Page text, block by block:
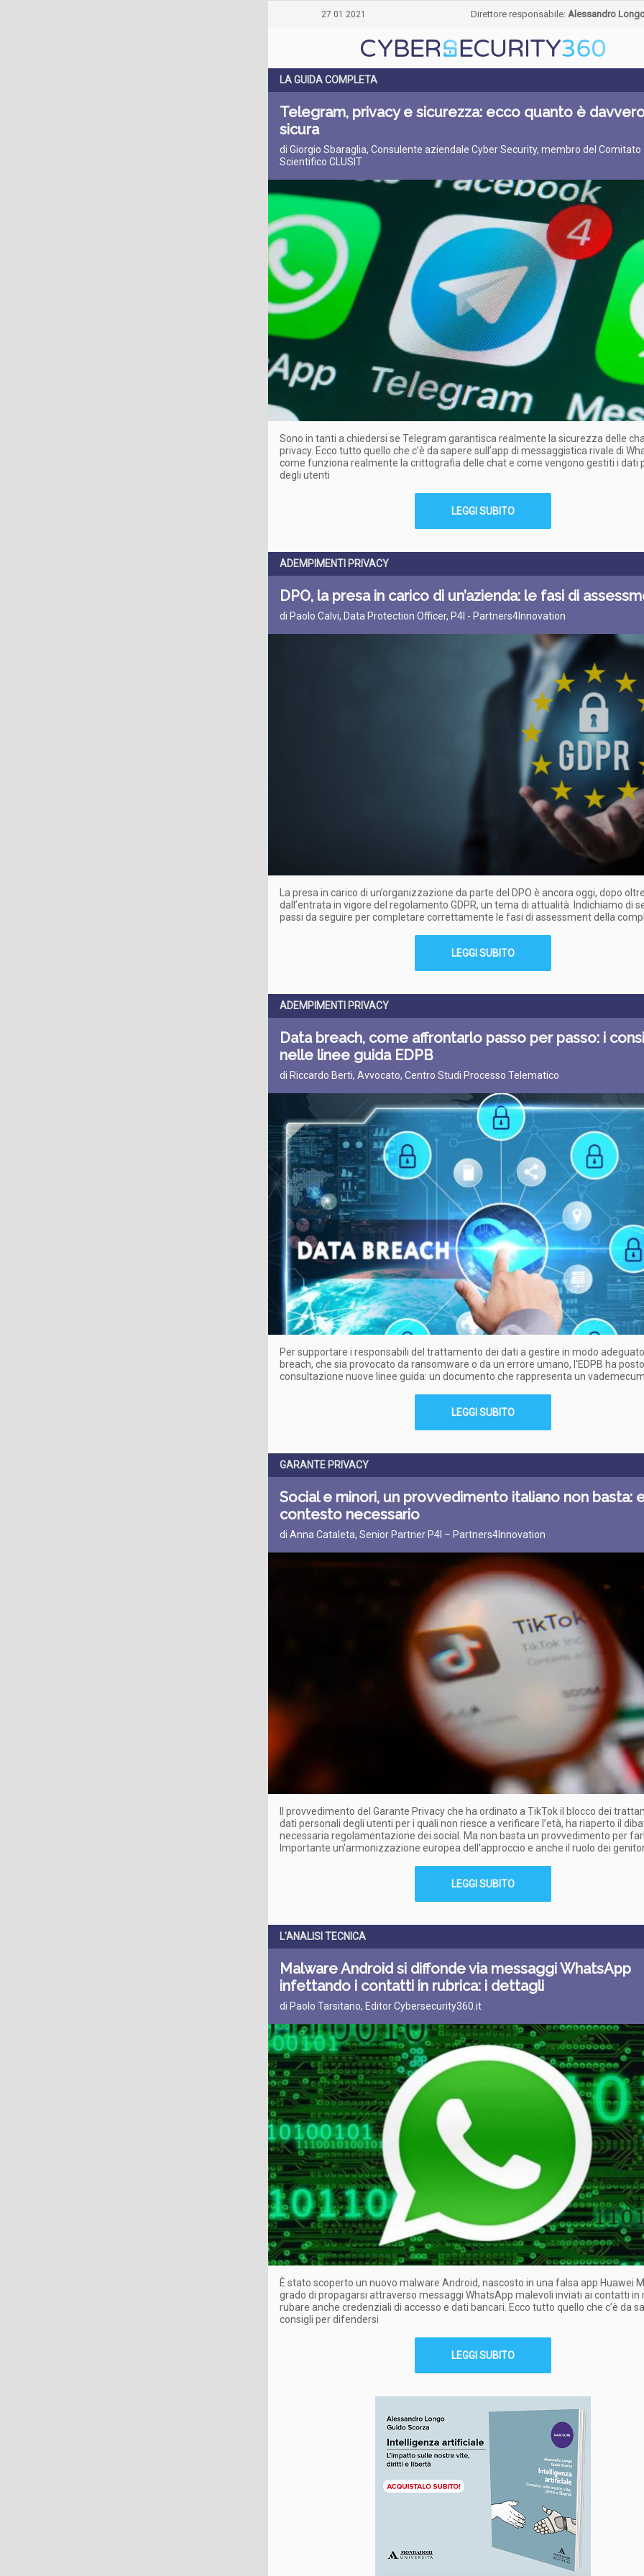
27 01 2021 Direttore responsabile: Alessandro
LA GUIDA COMPLETA
Telegram, privacy e sicurezza: ecco quanto è
sicura
di Giorgio Sbaraglia, Consulente aziendale Cyber Security, membro del Comitato
Scientifico CLUSIT
Sono in tanti a chiedersi se Telegram garantisca realmente la sicurezza delle
privacy. Ecco tutto quello che c’è da sapere sull’app di messaggistica rivale di
come funziona realmente la crittografia delle chat e come vengono gestiti i dati
degli utenti
LEGGI SUBITO
ADEMPIMENTI PRIVACY
DPO, la presa in carico di un’azienda: le fasi di
di Paolo Calvi, Data Protection Officer, P4I - Partners4Innovation
La presa in carico di un’organizzazione da parte del DPO è ancora oggi, dopo
dall’entrata in vigore del regolamento GDPR, un tema di attualità. Indichiamo di
passi da seguire per completare correttamente le fasi di assessment della
LEGGI SUBITO
ADEMPIMENTI PRIVACY
Data breach, come affrontarlo passo per passo: i
nelle linee guida EDPB
di Riccardo Berti, Avvocato, Centro Studi Processo Telematico
Per supportare i responsabili del trattamento dei dati a gestire in modo
breach, che sia provocato da ransomware o da un errore umano, l'EDPB ha
consultazione nuove linee guida: un documento che rappresenta un
LEGGI SUBITO
GARANTE PRIVACY
Social e minori, un provvedimento italiano non basta:
contesto necessario
di Anna Cataleta, Senior Partner P4I – Partners4Innovation
Il provvedimento del Garante Privacy che ha ordinato a TikTok il blocco dei
dati personali degli utenti per i quali non riesce a verificare l’età, ha riaperto il
necessaria regolamentazione dei social. Ma non basta un provvedimento per
Importante un'armonizzazione europea dell'approccio e anche il ruolo dei
LEGGI SUBITO
L'ANALISI TECNICA
Malware Android si diffonde via messaggi WhatsApp
infettando i contatti in rubrica: i dettagli
di Paolo Tarsitano, Editor Cybersecurity360.it
È stato scoperto un nuovo malware Android, nascosto in una falsa app Huawei
grado di propagarsi attraverso messaggi WhatsApp malevoli inviati ai contatti in
rubare anche credenziali di accesso e dati bancari. Ecco tutto quello che c’è da
consigli per difendersi
LEGGI SUBITO